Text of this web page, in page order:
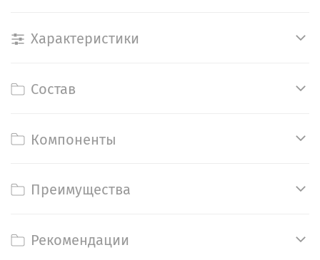
Характеристики
Состав
Компоненты
Преимущества
Рекомендации